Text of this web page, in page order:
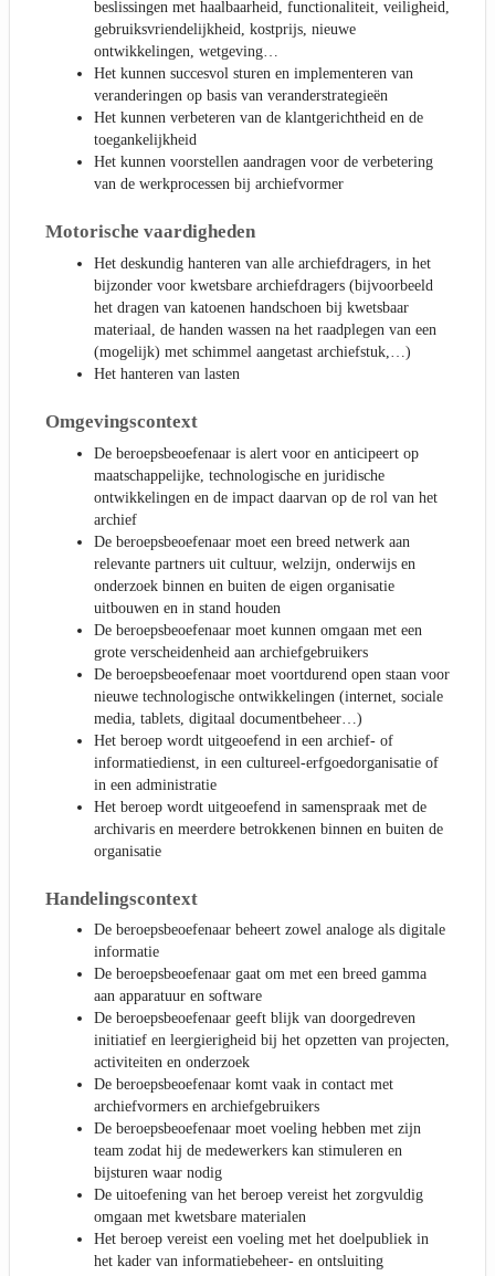
beslissingen met haalbaarheid, functionaliteit, veiligheid,
gebruiksvriendelijkheid, kostprijs, nieuwe
ontwikkelingen, wetgeving…
Het kunnen succesvol sturen en implementeren van
veranderingen op basis van veranderstrategieën
Het kunnen verbeteren van de klantgerichtheid en de
toegankelijkheid
Het kunnen voorstellen aandragen voor de verbetering
van de werkprocessen bij archiefvormer
Motorische vaardigheden
Het deskundig hanteren van alle archiefdragers, in het
bijzonder voor kwetsbare archiefdragers (bijvoorbeeld
het dragen van katoenen handschoen bij kwetsbaar
materiaal, de handen wassen na het raadplegen van een
(mogelijk) met schimmel aangetast archiefstuk,…)
Het hanteren van lasten
Omgevingscontext
De beroepsbeoefenaar is alert voor en anticipeert op
maatschappelijke, technologische en juridische
ontwikkelingen en de impact daarvan op de rol van het
archief
De beroepsbeoefenaar moet een breed netwerk aan
relevante partners uit cultuur, welzijn, onderwijs en
onderzoek binnen en buiten de eigen organisatie
uitbouwen en in stand houden
De beroepsbeoefenaar moet kunnen omgaan met een
grote verscheidenheid aan archiefgebruikers
De beroepsbeoefenaar moet voortdurend open staan voor
nieuwe technologische ontwikkelingen (internet, sociale
media, tablets, digitaal documentbeheer…)
Het beroep wordt uitgeoefend in een archief- of
informatiedienst, in een cultureel-erfgoedorganisatie of
in een administratie
Het beroep wordt uitgeoefend in samenspraak met de
archivaris en meerdere betrokkenen binnen en buiten de
organisatie
Handelingscontext
De beroepsbeoefenaar beheert zowel analoge als digitale
informatie
De beroepsbeoefenaar gaat om met een breed gamma
aan apparatuur en software
De beroepsbeoefenaar geeft blijk van doorgedreven
initiatief en leergierigheid bij het opzetten van projecten,
activiteiten en onderzoek
De beroepsbeoefenaar komt vaak in contact met
archiefvormers en archiefgebruikers
De beroepsbeoefenaar moet voeling hebben met zijn
team zodat hij de medewerkers kan stimuleren en
bijsturen waar nodig
De uitoefening van het beroep vereist het zorgvuldig
omgaan met kwetsbare materialen
Het beroep vereist een voeling met het doelpubliek in
het kader van informatiebeheer- en ontsluiting